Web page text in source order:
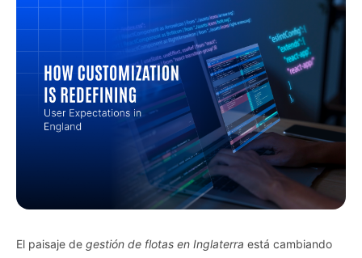
El paisaje de gestión de flotas en Inglaterra está cambiando